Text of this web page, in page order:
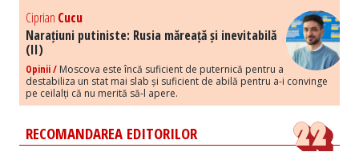
Ciprian Cucu
Narațiuni putiniste: Rusia măreață și inevitabilă
(II)
Opinii / Moscova este încă suficient de puternică pentru a
destabiliza un stat mai slab și suficient de abilă pentru a-i convinge
pe ceilalți că nu merită să-l apere.
RECOMANDAREA EDITORILOR